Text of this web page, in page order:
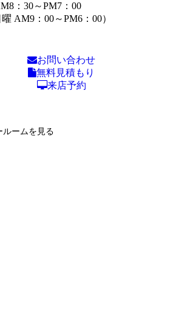
：30～PM7：00
曜 AM9：00～PM6：00）
お問い合わせ
無料見積もり
来店予約
ルームを見る